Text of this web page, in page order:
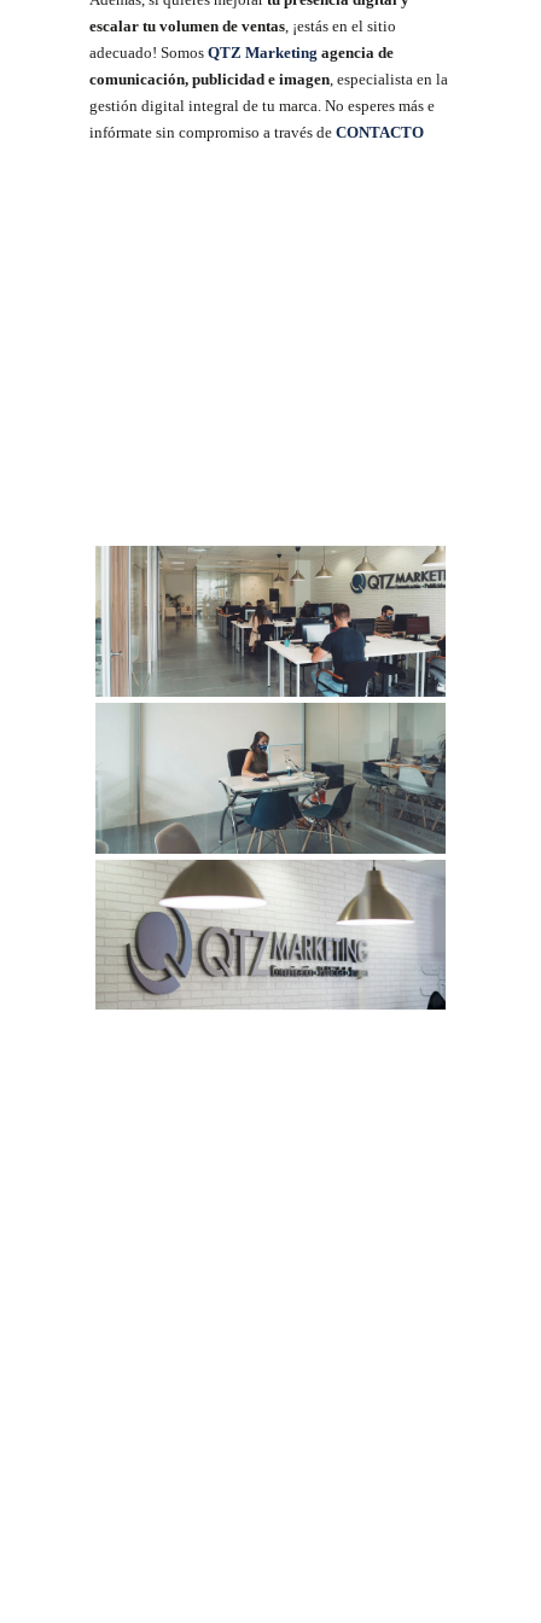
escalar tu volumen de ventas, ¡estás en el sitio
adecuado! Somos QTZ Marketing agencia de
comunicación, publicidad e imagen, especialista en la
gestión digital integral de tu marca. No esperes más e
infórmate sin compromiso a través de CONTACTO